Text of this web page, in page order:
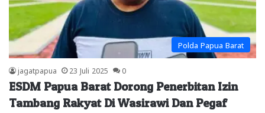
Polda Papua Barat
jagatpapua 23 Juli 2025 0
ESDM Papua Barat Dorong Penerbitan Izin
Tambang Rakyat Di Wasirawi Dan Pegaf